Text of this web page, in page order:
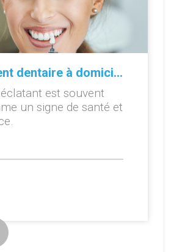
Blanchiment dentaire à domicile ou en cabinet : que choisir ?
est souvent
un signe de santé et